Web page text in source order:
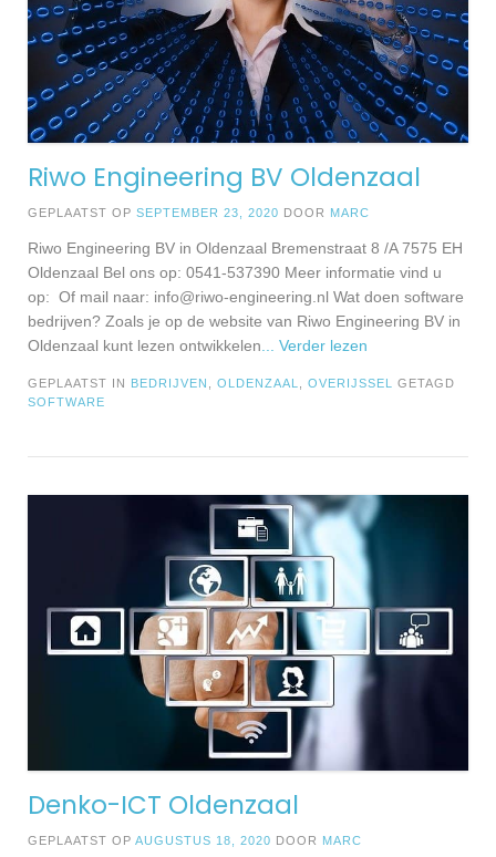
Riwo Engineering BV Oldenzaal
GEPLAATST OP SEPTEMBER 23, 2020 DOOR MARC
Riwo Engineering BV in Oldenzaal Bremenstraat 8 /A 7575 EH
Oldenzaal Bel ons op: 0541-537390 Meer informatie vind u
op: Of mail naar: info@riwo-engineering.nl Wat doen software
bedrijven? Zoals je op de website van Riwo Engineering BV in
Oldenzaal kunt lezen ontwikkelen ... Verder lezen
GEPLAATST IN BEDRIJVEN OLDENZAAL OVERIJSSEL
GETAGD
SOFTWARE
Denko-ICT Oldenzaal
GEPLAATST OP AUGUSTUS 18, 2020 DOOR MARC